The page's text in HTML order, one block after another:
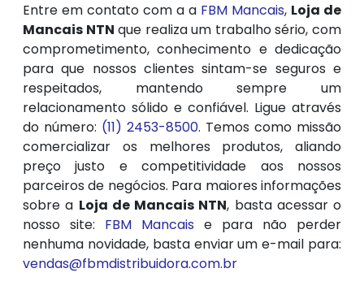
Entre em contato com a a FBM Mancais, Loja de
Mancais NTN que realiza um trabalho sério, com
comprometimento, conhecimento e dedicação
para que nossos clientes sintam-se seguros e
respeitados, mantendo sempre um
relacionamento sólido e confiável. Ligue através
do número: (11) 2453-8500. Temos como missão
comercializar os melhores produtos, aliando
preço justo e competitividade aos nossos
parceiros de negócios. Para maiores informações
sobre a Loja de Mancais NTN, basta acessar o
nosso site: FBM Mancais e para não perder
nenhuma novidade, basta enviar um e-mail para:
vendas@fbmdistribuidora.com.br